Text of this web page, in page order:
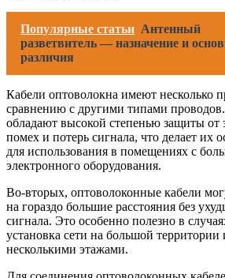
Популярные статьи Антенный
разветвитель — назначение и
различия
Кабели оптоволокна имеют несколько
сравнению с другими типами
обладают высокой степенью защиты от
помех и потерь сигнала, что делает их
для использования в помещениях с
электронного оборудования.
Во-вторых, оптоволоконные кабели
на гораздо большие расстояния без
сигнала. Это особенно полезно в
установка сети на большой территории
несколькими этажами.